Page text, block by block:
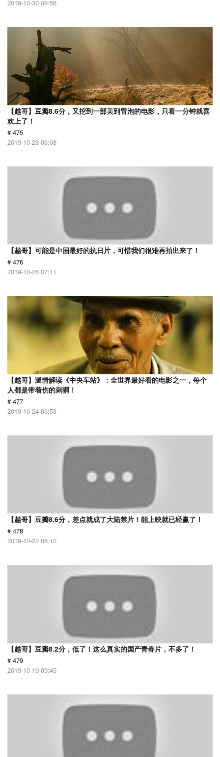
2019-10-30 09:56
【越哥】豆瓣8.6分，又挖到一部美到冒泡的电影，只看一分钟就喜
欢上了！
# 475
2019-10-28 06:08
【越哥】可能是中国最好的抗日片，可惜我们很难再拍出来了！
# 476
2019-10-26 07:11
【越哥】温情解读《中央车站》：全世界最好看的电影之一，每个
人都是带着伤的刺猬！
# 477
2019-10-24 06:53
【越哥】豆瓣8.6分，差点就成了大陆禁片！能上映就已经赢了！
# 478
2019-10-22 06:10
【越哥】豆瓣8.2分，低了！这么真实的国产青春片，不多了！
# 479
2019-10-19 09:45